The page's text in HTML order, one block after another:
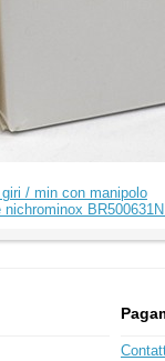
/ min con manipolo